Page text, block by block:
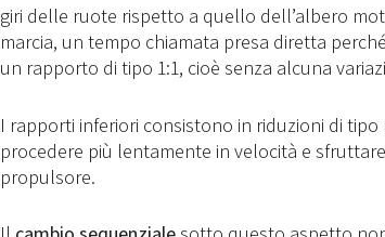
giri delle ruote rispetto a quello dell’albero
marcia, un tempo chiamata presa diretta
un rapporto di tipo 1:1, cioè senza alcuna
I rapporti inferiori consistono in riduzioni di
procedere più lentamente in velocità e
propulsore.